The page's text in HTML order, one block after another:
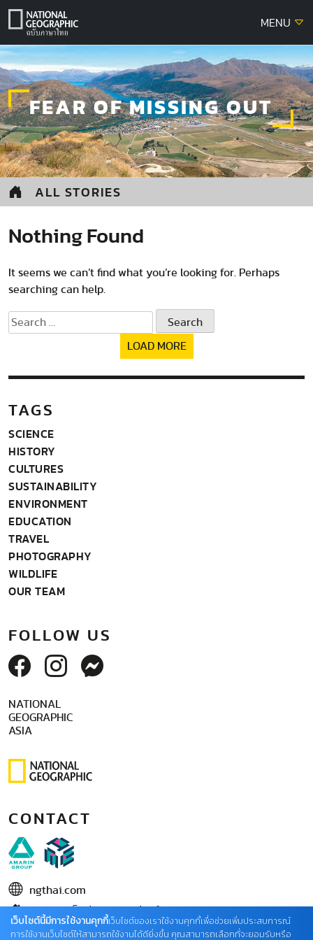
Skip
MENU
FEAR OF MISSING OUT
ALL STORIES
Nothing Found
It seems we can’t find what you’re looking for. Perhaps
searching can help.
Search
for:
LOAD MORE
TAGS
SCIENCE
HISTORY
CULTURES
SUSTAINABILITY
ENVIRONMENT
EDUCATION
TRAVEL
PHOTOGRAPHY
WILDLIFE
OUR TEAM
FOLLOW US
NATIONAL
GEOGRAPHIC
ASIA
CONTACT
ngthai.com
บริษัท เอเอ็มอี อิมเมจิเนทีฟ จำกัด
ในเครือ บริษัท อมรินทร์ คอร์เปอเรชั่นส์ จำกัด (มหาชน)
เว็บไซต์นี้มีการใช้งานคุกกี้เว็บไซต์ของเราใช้งานคุกกี้เพื่อช่วยเพิ่มประสบการณ์
การใช้งานเว็บไซต์ให้สามารถใช้งานได้ดียิ่งขึ้น คุณสามารถเลือกที่จะยอมรับหรือ